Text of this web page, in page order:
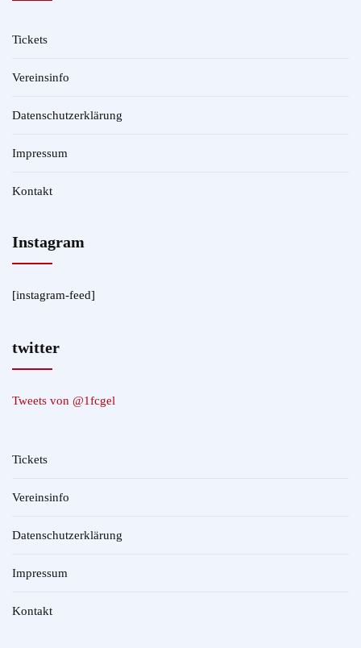
Tickets
Vereinsinfo
Datenschutzerklärung
Impressum
Kontakt
Instagram
[instagram-feed]
twitter
Tweets von @1fcgel
Tickets
Vereinsinfo
Datenschutzerklärung
Impressum
Kontakt